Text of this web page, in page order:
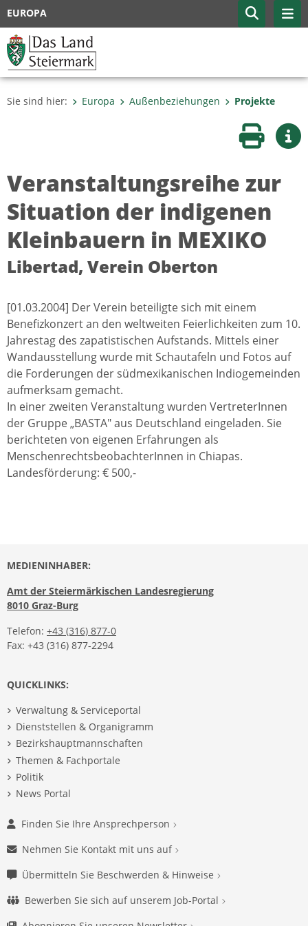
EUROPA
Sie sind hier: Europa Außenbeziehungen Projekte
Seite
Veranstaltungsreihe zur
Situation der indigenen
Kleinbauern in MEXIKO
Libertad, Verein Oberton
[01.03.2004] Der Verein beteiligte sich mit einem
Benefizkonzert an den weltweiten Feierlichkeiten zum 10.
Jahrestag des zapatistischen Aufstands. Mittels einer
Wandausstellung wurde mit Schautafeln und Fotos auf
die Forderungen der südmexikanischen Indiogemeinden
aufmerksam gemacht.
In einer zweiten Veranstaltung wurden VertreterInnen
der Gruppe „BASTA" aus Deutschland eingeladen. Sie
berichteten von eigenen Erfahrungen als
MenschenrechtsbeobachterInnen in Chiapas.
Landesförderung: € 500,-
MEDIENINHABER:
Amt der Steiermärkischen Landesregierung
8010 Graz-Burg
Telefon: +43 (316) 877-0
Fax: +43 (316) 877-2294
QUICKLINKS:
Verwaltung & Serviceportal
Dienststellen & Organigramm
Bezirkshauptmannschaften
Themen & Fachportale
Politik
News Portal
Finden Sie Ihre Ansprechperson
Nehmen Sie Kontakt mit uns auf
Übermitteln Sie Beschwerden & Hinweise
Bewerben Sie sich auf unserem Job-Portal